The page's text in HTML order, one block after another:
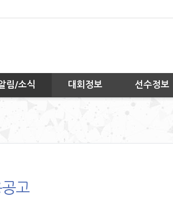
림/소식 대회정보 선수정보
고